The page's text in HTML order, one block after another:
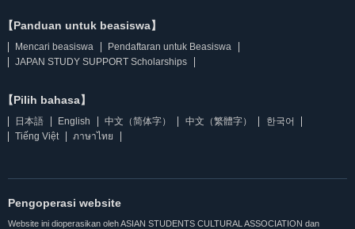
【Panduan untuk beasiswa】
Mencari beasiswa
Pendaftaran untuk Beasiswa
JAPAN STUDY SUPPORT Scholarships
【Pilih bahasa】
日本語 English 中文（简体字） 中文（繁體字）
한국어
Tiếng Việt
ภาษาไทย
Pengoperasi website
Website ini dioperasikan oleh ASIAN STUDENTS CULTURAL ASSOCIATION dan